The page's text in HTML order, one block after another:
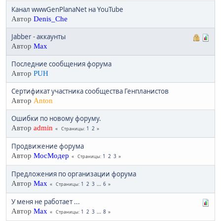
Канал wwwGenPlanaNet на YouTube
Автор Denis_Che
Jabber - аккаунты
Автор Max
Последние сообщения форума
Автор PUH
Сертификат участника сообщества Генпланистов
Автор Anton
Ошибки по новому форуму.
Автор admin Страницы 1 2
Продвижение форума
Автор МосМодер Страницы 1 2 3
Предложения по организации форума
Автор Max Страницы 1 2 3 ... 6
У меня не работает ...
Автор Max Страницы 1 2 3 ... 8